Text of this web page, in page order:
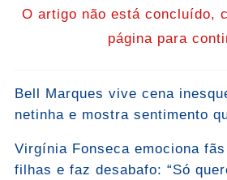
O artigo não está concluído,
página para
Bell Marques vive cena
netinha e mostra sentimento
Virgínia Fonseca emociona
filhas e faz desabafo: “Só